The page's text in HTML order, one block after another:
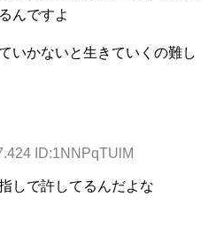
んですよ
いかないと生きていくの難し
ID:1NNPqTUlM
しで許してるんだよな